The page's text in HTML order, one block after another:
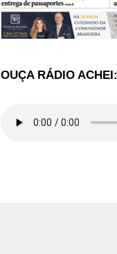
OUÇA RÁDIO ACHEI: